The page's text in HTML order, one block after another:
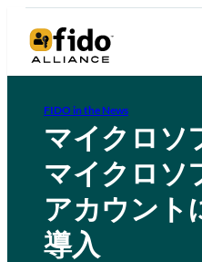
FIDO in the News
マイクロソ
マイクロソ
アカウント
導入